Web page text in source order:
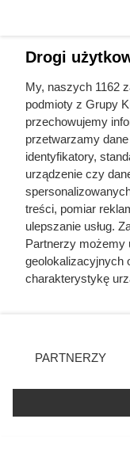
Nie
Prawdziwy
zaczynał
domu
Mapa strony
Inne serwisy
Drogi
My, naszych 1162
podmioty z Grupy
przechowujemy
przetwarzamy
identyfikatory,
urządzenie czy
treści, pomiar
ulepszanie usług.
Partnerzy możemy
geolokalizacyjnych
charakterystykę
zmienić/wycofać
znajdujący się w
użytkownika, ale
przetwarzaniu.
PARTNERZY